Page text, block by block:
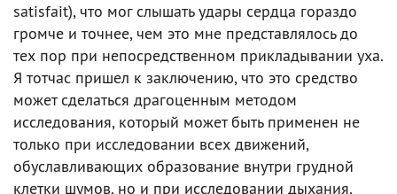
satisfait), что мог слышать удары сердца гораздо
громче и точнее, чем это мне представлялось до
тех пор при непосредственном прикладывании уха.
Я тотчас пришел к заключению, что это средство
может сделаться драгоценным методом
исследования, который может быть применен не
только при исследовании всех движений,
обуславливающих образование внутри грудной
клетки шумов, но и при исследовании дыхания,